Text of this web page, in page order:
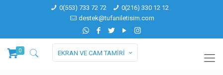
0(553) 733 72 72
0(216) 330 12 12
destek@tufaniletisim.com
0 EKRAN VE CAM TAMİRİ